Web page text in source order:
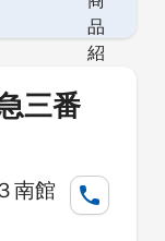
三番
南館